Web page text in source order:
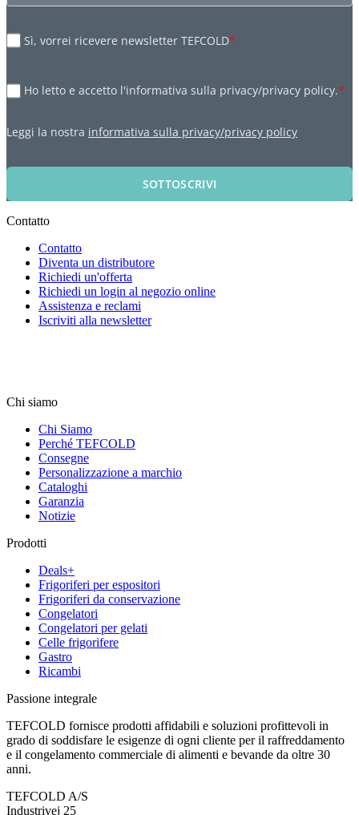
Sì, vorrei ricevere newsletter TEFCOLD*
Ho letto e accetto l'informativa sulla privacy/privacy policy.*
Leggi la nostra informativa sulla privacy/privacy policy
SOTTOSCRIVI
Contatto
Contatto
Diventa un distributore
Richiedi un'offerta
Richiedi un login al negozio online
Assistenza e reclami
Iscriviti alla newsletter
Chi siamo
Chi Siamo
Perché TEFCOLD
Consegne
Personalizzazione a marchio
Cataloghi
Garanzia
Notizie
Prodotti
Deals+
Frigoriferi per espositori
Frigoriferi da conservazione
Congelatori
Congelatori per gelati
Celle frigorifere
Gastro
Ricambi
Passione integrale
TEFCOLD fornisce prodotti affidabili e soluzioni profittevoli in
grado di soddisfare le esigenze di ogni cliente per il raffreddamento
e il congelamento commerciale di alimenti e bevande da oltre 30
anni.
TEFCOLD A/S
Industrivej 25